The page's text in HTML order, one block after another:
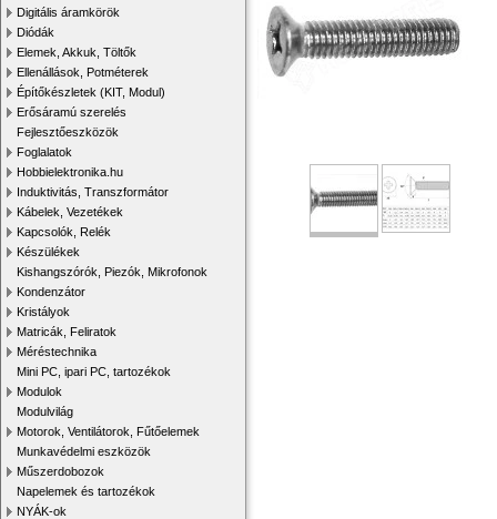
Digitális áramkörök
Diódák
Elemek, Akkuk, Töltők
Ellenállások, Potméterek
Építőkészletek (KIT, Modul)
Erősáramú szerelés
Fejlesztőeszközök
Foglalatok
Hobbielektronika.hu
Induktivitás, Transzformátor
Kábelek, Vezetékek
Kapcsolók, Relék
Készülékek
Kishangszórók, Piezók, Mikrofonok
Kondenzátor
Kristályok
Matricák, Feliratok
Méréstechnika
Mini PC, ipari PC, tartozékok
Modulok
Modulvilág
Motorok, Ventilátorok, Fűtőelemek
Munkavédelmi eszközök
Műszerdobozok
Napelemek és tartozékok
NYÁK-ok